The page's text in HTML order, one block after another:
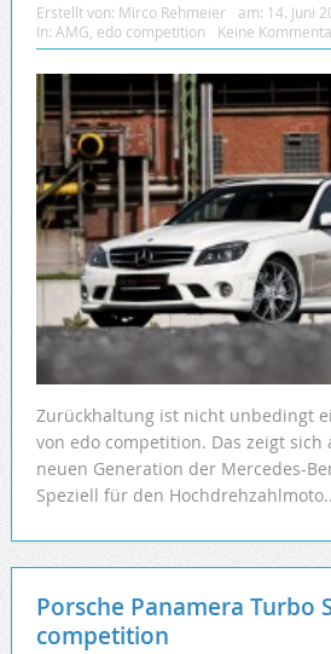
Erstellt von: Mirco Rehmeier am: 14. Juni
In: AMG edo competition Keine
Zurückhaltung ist nicht unbedingt
von edo competition. Das zeigt
neuen Generation der Mercedes-
Speziell für den
Porsche Panamera Turbo
competition